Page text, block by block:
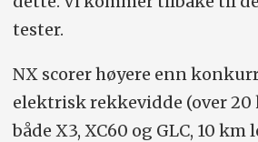
tester.
NX scorer høyere enn
elektrisk rekkevidde (over
både X3, XC60 og GLC, 10 km